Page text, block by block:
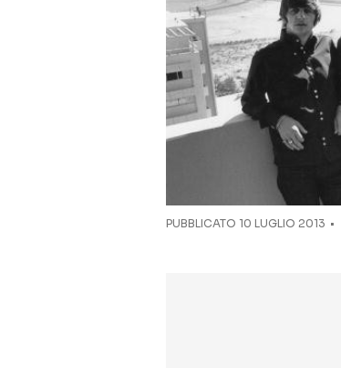
PUBBLICATO 10 LUGLIO 2013